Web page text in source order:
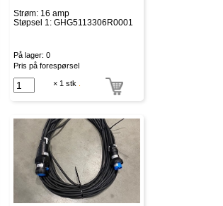
Strøm: 16 amp
Støpsel 1: GHG5113306R0001
På lager: 0
Pris på forespørsel
× 1 stk